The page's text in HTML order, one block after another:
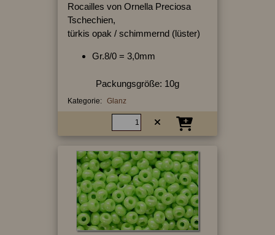
Rocailles von Ornella Preciosa
Tschechien,
türkis opak / schimmernd (lüster)
Gr.8/0 = 3,0mm
Packungsgröße: 10g
Kategorie: Glanz